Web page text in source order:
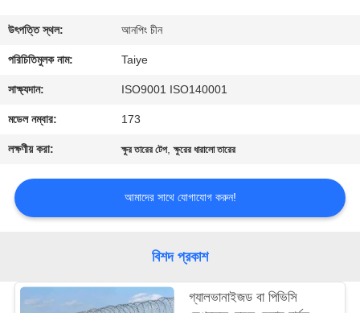
যোগাযোগ
করুন
খবর
উদ্ধৃতির
জন্য
সাইট
উৎপত্তি স্থল: আনপিং চীন
পরিচিতিমুলক নাম: Taiye
সাক্ষ্যদান: ISO9001 ISO140001
মডেল নম্বার: 173
লক্ষণীয় করা: ক্ষুর তারের টেপ,ক্ষুরের ধারালো তারের
আমাদের সাথে যোগাযোগ করুন!
বিশদ প্রকাশ
গ্যালভানাইজড বা পিভিসি